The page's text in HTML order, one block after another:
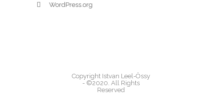
WordPress.org
Copyright Istvan Leel-Össy
- ©2020. All Rights
Reserved